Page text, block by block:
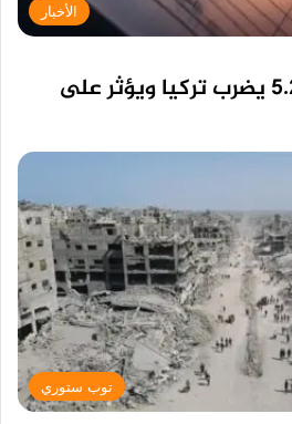
الأخبار
عاجل.. زلزال بقوة 5.24 يضرب تركيا ويؤثر على
توب ستوري